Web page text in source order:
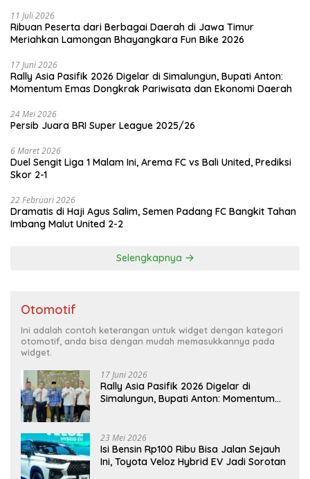
11 Juli 2026
Ribuan Peserta dari Berbagai Daerah di Jawa Timur
Meriahkan Lamongan Bhayangkara Fun Bike 2026
17 Juni 2026
Rally Asia Pasifik 2026 Digelar di Simalungun, Bupati Anton:
Momentum Emas Dongkrak Pariwisata dan Ekonomi Daerah
24 Mei 2026
Persib Juara BRI Super League 2025/26
6 Maret 2026
Duel Sengit Liga 1 Malam Ini, Arema FC vs Bali United, Prediksi
Skor 2-1
22 Februari 2026
Dramatis di Haji Agus Salim, Semen Padang FC Bangkit Tahan
Imbang Malut United 2-2
Selengkapnya
Otomotif
Ini adalah contoh keterangan untuk widget dengan kategori
otomotif, anda bisa dengan mudah memasukkannya pada
widget.
17 Juni 2026
Rally Asia Pasifik 2026 Digelar di
Simalungun, Bupati Anton: Momentum
23 Mei 2026
Isi Bensin Rp100 Ribu Bisa Jalan Sejauh
Ini, Toyota Veloz Hybrid EV Jadi Sorotan